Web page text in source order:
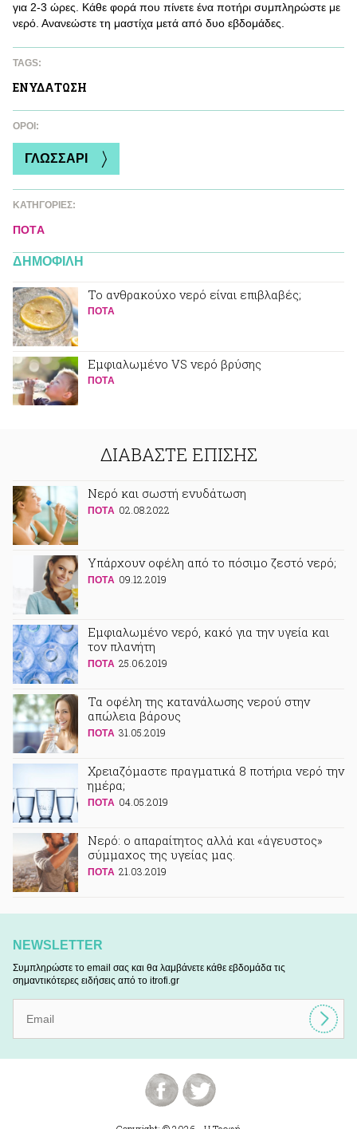
για 2-3 ώρες. Κάθε φορά που πίνετε ένα ποτήρι συμπληρώστε με
νερό. Ανανεώστε τη μαστίχα μετά από δυο εβδομάδες.
TAGS:
ΕΝΥΔAΤΩΣΗ
ΌΡΟΙ:
ΓΛΩΣΣΑΡΙ
ΚΑΤΗΓΟΡΙΕΣ:
ΠΟΤA
ΔΗΜΟΦΙΛΗ
Το ανθρακούχο νερό είναι επιβλαβές;
ΠΟΤA
Εμφιαλωμένο VS νερό βρύσης
ΠΟΤA
ΔΙΑΒΑΣΤΕ ΕΠΙΣΗΣ
Νερό και σωστή ενυδάτωση
ΠΟΤA 02.08.2022
Υπάρχουν οφέλη από το πόσιμο ζεστό νερό;
ΠΟΤA 09.12.2019
Εμφιαλωμένο νερό, κακό για την υγεία και
τον πλανήτη
ΠΟΤA 25.06.2019
Τα οφέλη της κατανάλωσης νερού στην
απώλεια βάρους
ΠΟΤA 31.05.2019
Χρειαζόμαστε πραγματικά 8 ποτήρια νερό την
ημέρα;
ΠΟΤA 04.05.2019
Νερό: ο απαραίτητος αλλά και «άγευστος»
σύμμαχος της υγείας μας.
ΠΟΤA 21.03.2019
NEWSLETTER
Συμπληρώστε το email σας και θα λαμβάνετε κάθε εβδομάδα τις
σημαντικότερες ειδήσεις από το itrofi.gr